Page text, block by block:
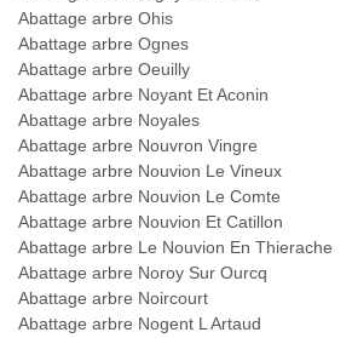
Abattage arbre Ohis
Abattage arbre Ognes
Abattage arbre Oeuilly
Abattage arbre Noyant Et Aconin
Abattage arbre Noyales
Abattage arbre Nouvron Vingre
Abattage arbre Nouvion Le Vineux
Abattage arbre Nouvion Le Comte
Abattage arbre Nouvion Et Catillon
Abattage arbre Le Nouvion En Thierache
Abattage arbre Noroy Sur Ourcq
Abattage arbre Noircourt
Abattage arbre Nogent L Artaud